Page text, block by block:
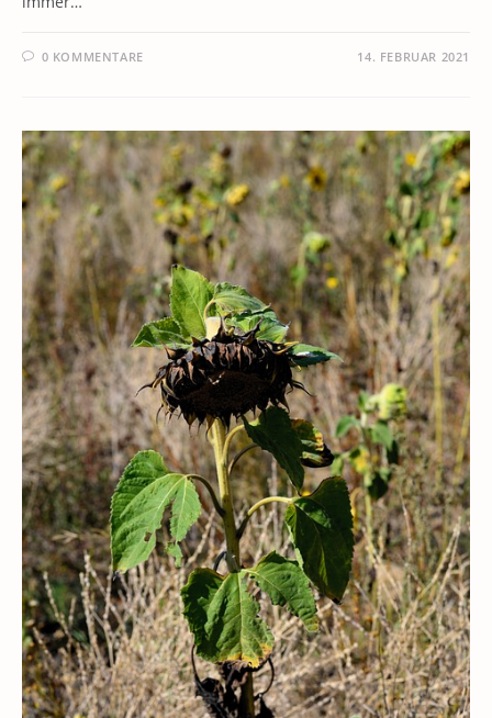
0 KOMMENTARE 14. FEBRUAR 2021